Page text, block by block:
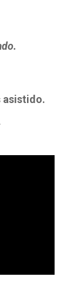
asistido.